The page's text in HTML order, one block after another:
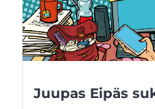
Juupas Eipäs